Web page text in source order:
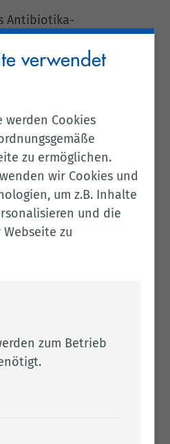
Antibiotika-
Kraft getreten. Es
Bausteinen:
einer Datenbank
und bundesweiten
des
Zuständigkeit für die
auf die
Städte übertragen.
Veterinäramt
zu
ist, die
und prüft
Kontrollen auf den
durchführt.
verwendet
werden Cookies
zu ermöglichen.
wir Cookies und
um z.B. Inhalte
und die
zu
zum Betrieb